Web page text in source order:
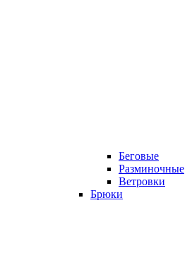
Беговые
Разминочные
Ветровки
Брюки